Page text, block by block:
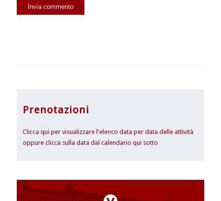
Prenotazioni
Clicca qui per visualizzare l'elenco data per data delle attività
oppure clicca sulla data dal calendario qui sotto